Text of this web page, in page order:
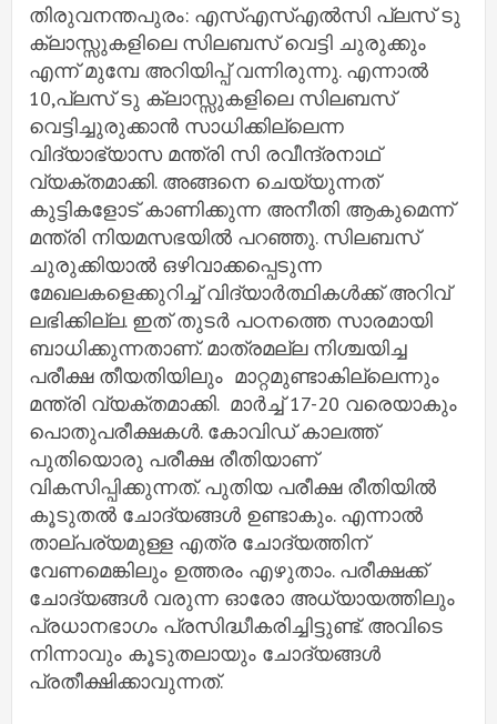
തിരുവനന്തപുരം: എസ്എസ്എൽസി പ്ലസ് ടു
ക്ലാസ്സുകളിലെ സിലബസ് വെട്ടി ചുരുക്കും
എന്ന് മുമ്പേ അറിയിപ്പ് വന്നിരുന്നു. എന്നാൽ
10,പ്ലസ് ടു ക്ലാസ്സുകളിലെ സിലബസ്
വെട്ടിച്ചുരുക്കാൻ സാധിക്കില്ലെന്ന
വിദ്യാഭ്യാസ മന്ത്രി സി രവീന്ദ്രനാഥ്
വ്യക്തമാക്കി. അങ്ങനെ ചെയ്യുന്നത്
കുട്ടികളോട് കാണിക്കുന്ന അനീതി ആകുമെന്ന്
മന്ത്രി നിയമസഭയിൽ പറഞ്ഞു. സിലബസ്
ചുരുക്കിയാൽ ഒഴിവാക്കപ്പെടുന്ന
മേഖലകളെക്കുറിച്ച് വിദ്യാർത്ഥികൾക്ക് അറിവ്
ലഭിക്കില്ല. ഇത് തുടർ പഠനത്തെ സാരമായി
ബാധിക്കുന്നതാണ്. മാത്രമല്ല നിശ്ചയിച്ച
പരീക്ഷ തീയതിയിലും മാറ്റമുണ്ടാകില്ലെന്നും
മന്ത്രി വ്യക്തമാക്കി. മാർച്ച് 17-20 വരെയാകും
പൊതുപരീക്ഷകൾ. കോവിഡ് കാലത്ത്
പുതിയൊരു പരീക്ഷ രീതിയാണ്
വികസിപ്പിക്കുന്നത്. പുതിയ പരീക്ഷ രീതിയിൽ
കൂടുതൽ ചോദ്യങ്ങൾ ഉണ്ടാകും. എന്നാൽ
താല്പര്യമുള്ള എത്ര ചോദ്യത്തിന്
വേണമെങ്കിലും ഉത്തരം എഴുതാം. പരീക്ഷക്ക്
ചോദ്യങ്ങൾ വരുന്ന ഓരോ അധ്യായത്തിലും
പ്രധാനഭാഗം പ്രസിദ്ധീകരിച്ചിട്ടുണ്ട്. അവിടെ
നിന്നാവും കൂടുതലായും ചോദ്യങ്ങൾ
പ്രതീക്ഷിക്കാവുന്നത്.